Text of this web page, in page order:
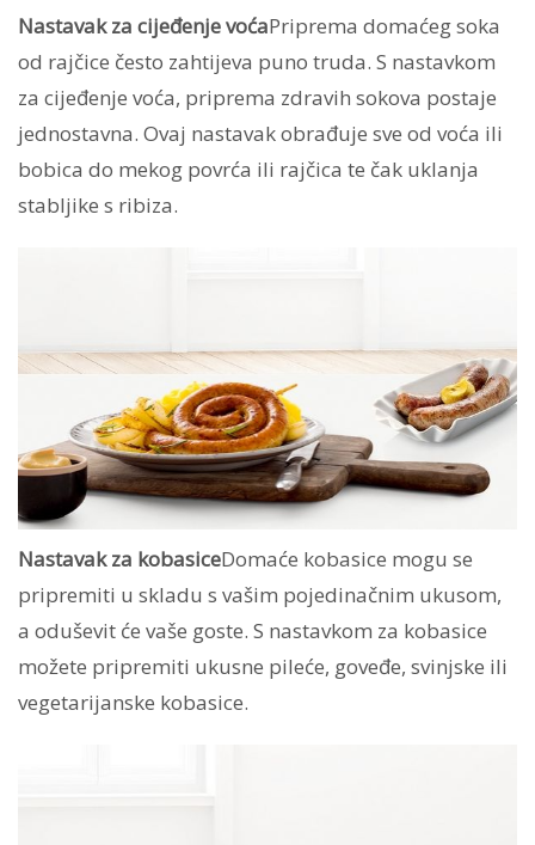
Nastavak za cijeđenje voćaPriprema domaćeg soka
od rajčice često zahtijeva puno truda. S nastavkom
za cijeđenje voća, priprema zdravih sokova postaje
jednostavna. Ovaj nastavak obrađuje sve od voća ili
bobica do mekog povrća ili rajčica te čak uklanja
stabljike s ribiza.
Nastavak za kobasiceDomaće kobasice mogu se
pripremiti u skladu s vašim pojedinačnim ukusom,
a oduševit će vaše goste. S nastavkom za kobasice
možete pripremiti ukusne pileće, goveđe, svinjske ili
vegetarijanske kobasice.